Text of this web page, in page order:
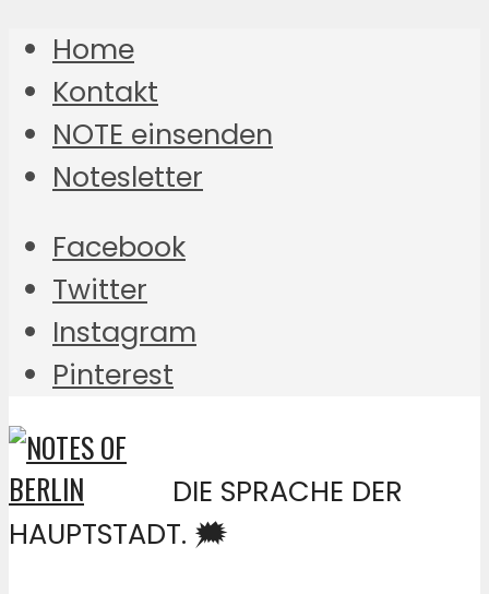
Home
Kontakt
NOTE einsenden
Notesletter
Facebook
Twitter
Instagram
Pinterest
DIE SPRACHE DER
HAUPTSTADT. 🗯️